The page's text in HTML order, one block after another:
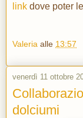
link dove poter
Valeria alle 13:57
venerdì 11 ottobre
dolciumi